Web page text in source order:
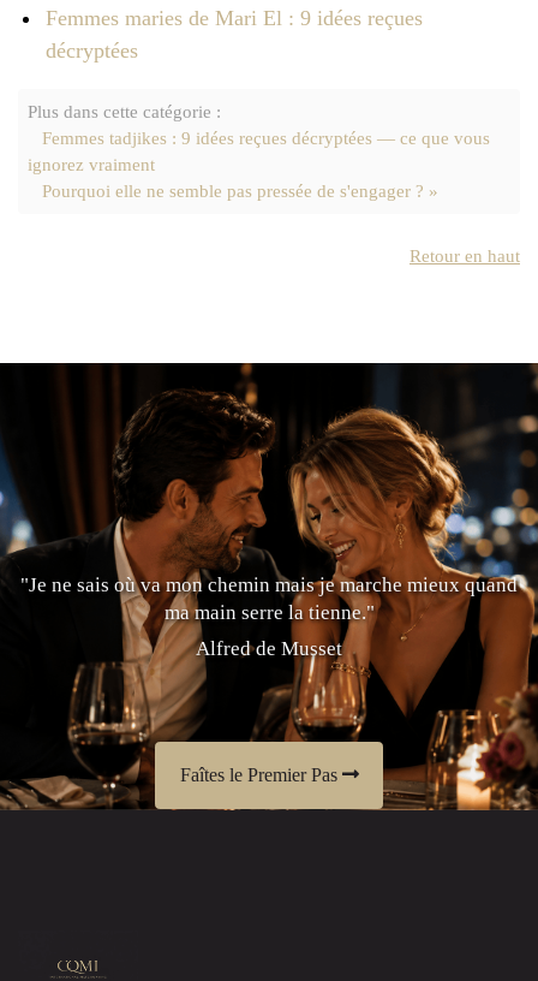
Femmes maries de Mari El : 9 idées reçues
décryptées
Plus dans cette catégorie :
Femmes tadjikes : 9 idées reçues décryptées — ce que vous
ignorez vraiment
Pourquoi elle ne semble pas pressée de s'engager ? »
Retour en haut
"Je ne sais où va mon chemin mais je marche mieux quand
ma main serre la tienne."
Alfred de Musset
Faîtes le Premier Pas